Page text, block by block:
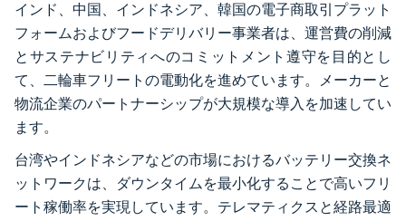
インド、中国、インドネシア、韓国の電子商取引プラット
フォームおよびフードデリバリー事業者は、運営費の削減
とサステナビリティへのコミットメント遵守を目的とし
て、二輪車フリートの電動化を進めています。メーカーと
物流企業のパートナーシップが大規模な導入を加速してい
ます。
台湾やインドネシアなどの市場におけるバッテリー交換ネ
ットワークは、ダウンタイムを最小化することで高いフリ
ート稼働率を実現しています。テレマティクスと経路最適